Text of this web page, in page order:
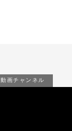
動画チャンネル